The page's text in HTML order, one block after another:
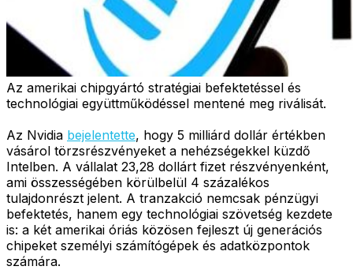
Az amerikai chipgyártó stratégiai befektetéssel és
technológiai együttműködéssel mentené meg riválisát.
Az Nvidia bejelentette, hogy 5 milliárd dollár értékben
vásárol törzsrészvényeket a nehézségekkel küzdő
Intelben. A vállalat 23,28 dollárt fizet részvényenként,
ami összességében körülbelül 4 százalékos
tulajdonrészt jelent. A tranzakció nemcsak pénzügyi
befektetés, hanem egy technológiai szövetség kezdete
is: a két amerikai óriás közösen fejleszt új generációs
chipeket személyi számítógépek és adatközpontok
számára.